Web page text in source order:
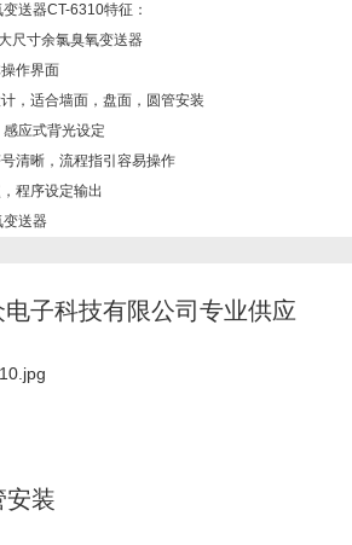
送器CT-6310特征：
尺寸余氯臭氧变送器
作界面
，适合墙面，盘面，圆管安装
应式背光设定
清晰，流程指引容易操作
程序设定输出
送器
子科技有限公司专业供应
安装